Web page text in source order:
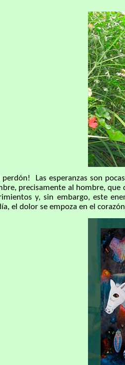
Las esperanzas son pocas,
precisamente al hombre,
y, sin embargo, este
el dolor se empoza en el